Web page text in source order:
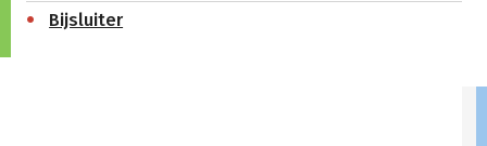
Bijsluiter